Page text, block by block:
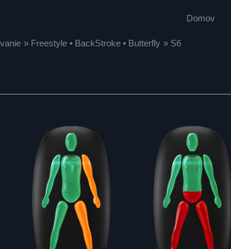
Domov
Freestyle • BackStroke • Butterfly S6